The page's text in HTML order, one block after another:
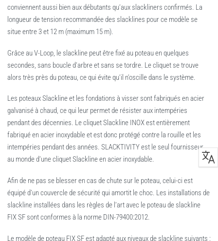
conviennent aussi bien aux débutants qu’aux slackliners confirmés. La
longueur de tension recommandée des slacklines pour ce modèle se
situe entre 3 et 12 m (maximum 15 m).
Grâce au V-Loop, le slackline peut être fixé au poteau en quelques
secondes, sans boucle d’arbre et sans se tordre. Le cliquet se trouve
alors très près du poteau, ce qui évite qu’il n’oscille dans le système.
Les poteaux Slackline et les fondations à visser sont fabriqués en acier
galvanisé à chaud, ce qui leur permet de résister aux intempéries
pendant des décennies. Le cliquet Slackline INOX est entièrement
fabriqué en acier inoxydable et est donc protégé contre la rouille et les
intempéries pendant des années. SLACKTIVITY est le seul fournisseur
au monde d’une cliquet Slackline en acier inoxydable.
Afin de ne pas se blesser en cas de chute sur le poteau, celui-ci est
équipé d’un couvercle de sécurité qui amortit le choc. Les installations de
slackline installées dans les règles de l’art avec le poteau de slackline
FIX SF sont conformes à la norme DIN-79400:2012.
Le modèle de poteau FIX SF est adapté aux niveaux de slackline suivants :